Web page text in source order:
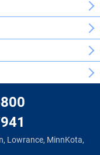
Lowrance, MinnKota,